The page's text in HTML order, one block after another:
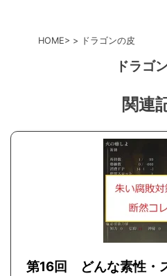
HOME ドラゴンの皮
ドラゴ
関連
第16回 どんな素性・